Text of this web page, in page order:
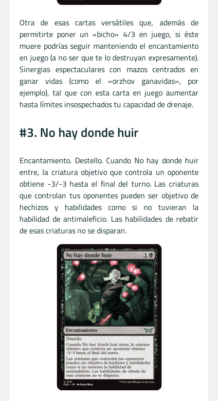
Otra de esas cartas versátiles que, además de
permitirte poner un «bicho» 4/3 en juego, si éste
muere podrías seguir manteniendo el encantamiento
en juego (a no ser que te lo destruyan expresamente).
Sinergias espectaculares con mazos centrados en
ganar vidas (como el «orzhov ganavidas», por
ejemplo), tal que con esta carta en juego aumentar
hasta límites insospechados tu capacidad de drenaje.
#3. No hay donde huir
Encantamiento. Destello. Cuando No hay donde huir
entre, la criatura objetivo que controla un oponente
obtiene -3/-3 hasta el final del turno. Las criaturas
que controlan tus oponentes pueden ser objetivo de
hechizos y habilidades como si no tuvieran la
habilidad de antimaleficio. Las habilidades de rebatir
de esas criaturas no se disparan.